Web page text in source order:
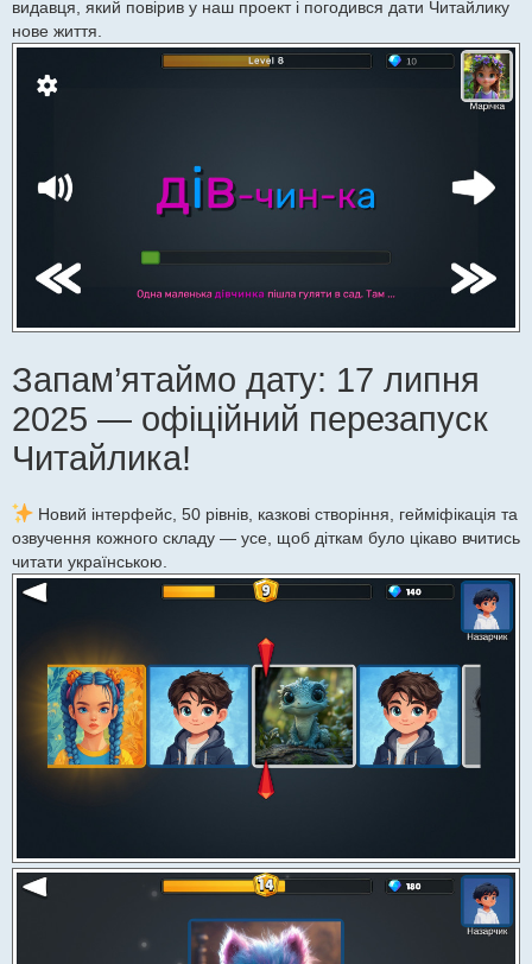
видавця, який повірив у наш проект і погодився дати Читайлику
нове життя.
Запам’ятаймо дату: 17 липня
2025 — офіційний перезапуск
Читайлика!
Новий інтерфейс, 50 рівнів, казкові створіння, гейміфікація та
озвучення кожного складу — усе, щоб діткам було цікаво вчитись
читати українською.